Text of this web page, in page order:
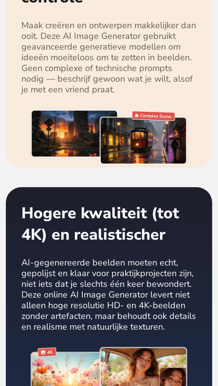
Maak creëren en ontwerpen makkelijker dan
ooit. Deze AI Image Generator gebruikt
geavanceerde generatieve modellen om
ideeën moeiteloos om te zetten in beelden.
Geen complexe of technische prompts
nodig — beschrijf gewoon wat je wilt, alsof
je met een vriend praat.
Hogere kwaliteit (tot
4K) en realistischer
AI-gegenereerde beelden moeten echt,
gepolijst en klaar voor praktijkprojecten zijn,
niet iets dat je slechts één keer bewondert.
Deze online AI Image Generator levert niet
alleen hoge resolutie HD- en 4K-beelden
zonder artefacten, maar behoudt ook details
en realisme met natuurlijke texturen.